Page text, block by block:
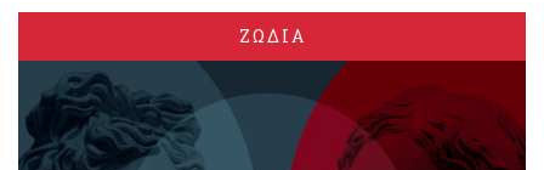
ΖΩΔΙΑ